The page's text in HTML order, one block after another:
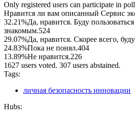
Only registered users can participate in
Нравится ли вам описанный Сервис
32.21%Да, нравится. Буду
знакомым.524
29.07%Да, нравится. Скорее всего,
24.83%Пока не понял.404
13.89%Не нравится.226
1627 users voted. 307 users abstained.
Tags:
личная безопасность инновации
Hubs: